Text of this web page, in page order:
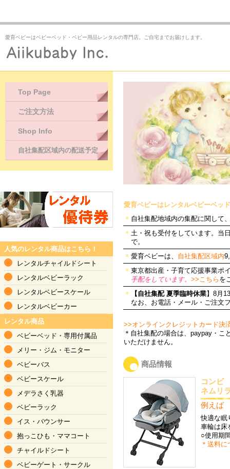
愛育ベビーはベビーベッド・ベビー用品レンタルの専門店。ご自宅までお届けします。
Top Page
ご注文方法
Shop Info
自社集配区域内の配送予定
愛育ベビーはレンタルベビーベッ
自社集配地域内の集配に関して
土・祝も受付をしています。当
で。
愛育ベビーは、 自社集配区域内
東京都出産・子育て応援事業ポ
手配をしています。 >>こちら を
【自社集配 夏季臨時休業】8月
なお、お電話・メール・ご注文
>>オンラインクレジットカード決
＊自社集配の場合は、paypay・
いただけません。
商品情報
コンビ
ネムリ
例えば
快適な眠
車輪は床
○使用期
＊送料に
人気のレンタル商品はこちら！
レンタルチャイルドシート
レンタルベビーラック
レンタルベビースケール
レンタルベビーカー
レンタル商品
ベビーベッド ・ 専用付属品
メリー・ジム ・ モニター
ベビーバス
ベビースケール
メデラさく乳器
ベビーラック
イス・バウンサー
抱っこひも ・ ママコート
チャイルドシート
ベビーゲート・サークル